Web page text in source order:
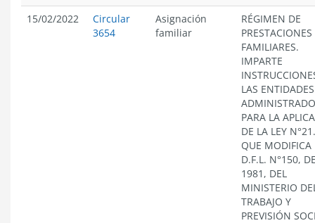
15/02/2022
Circular
3654
Asignación
familiar
RÉGIMEN DE
PRESTACIONES
FAMILIARES.
IMPARTE
LAS ENTIDADES
PARA LA
DE LA LEY
QUE MODIFICA
D.F.L. N°150,
1981, DEL
MINISTERIO
TRABAJO Y
PREVISIÓN